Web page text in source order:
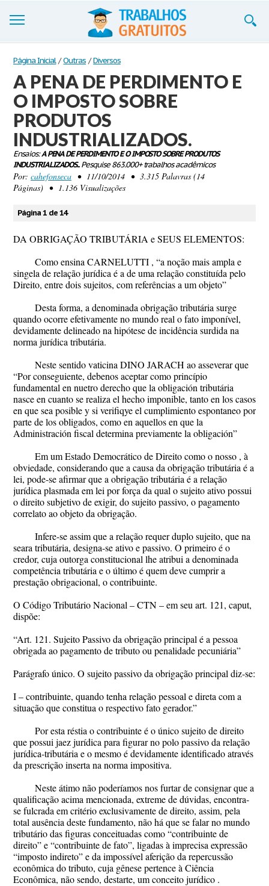
Trabalhos
Cadastre-se
Entre
Blog
Contate-nos
Página Inicial / Outras / Diversos
A PENA DE PERDIMENTO E
O IMPOSTO SOBRE
PRODUTOS
INDUSTRIALIZADOS.
Ensaios:A PENA DE PERDIMENTO E O IMPOSTO SOBRE PRODUTOS
INDUSTRIALIZADOS..Pesquise 863.000+ trabalhos acadêmicos
Por: cahefonseca • 11/10/2014 • 3.315 Palavras (14
Páginas) • 1.136 Visualizações
Página 1 de 14
DA OBRIGAÇÃO TRIBUTÁRIA e SEUS ELEMENTOS:
Como ensina CARNELUTTI , “a noção mais ampla e
singela de relação jurídica é a de uma relação constituída pelo
Direito, entre dois sujeitos, com referências a um objeto”
Desta forma, a denominada obrigação tributária surge
quando ocorre efetivamente no mundo real o fato imponível,
devidamente delineado na hipótese de incidência surdida na
norma jurídica tributária.
Neste sentido vaticina DINO JARACH ao asseverar que
“Por conseguiente, debenos aceptar como princípio
fundamental en nuetro derecho que la obligación tributária
nasce en cuanto se realiza el hecho imponible, tanto en los casos
en que sea posible y si verifiqye el cumplimiento espontaneo por
parte de los obligados, como en aquellos en que la
Administración fiscal determina previamente la obligación”
Em um Estado Democrático de Direito como o nosso , à
obviedade, considerando que a causa da obrigação tributária é a
lei, pode-se afirmar que a obrigação tributária é a relação
jurídica plasmada em lei por força da qual o sujeito ativo possui
o direito subjetivo de exigir, do sujeito passivo, o pagamento
correlato ao objeto da obrigação.
Infere-se assim que a relação requer duplo sujeito, que na
seara tributária, designa-se ativo e passivo. O primeiro é o
credor, cuja outorga constitucional lhe atribui a denominada
competência tributária e o último é quem deve cumprir a
prestação obrigacional, o contribuinte.
O Código Tributário Nacional – CTN – em seu art. 121, caput,
dispõe:
“Art. 121. Sujeito Passivo da obrigação principal é a pessoa
obrigada ao pagamento de tributo ou penalidade pecuniária”
Parágrafo único. O sujeito passivo da obrigação principal diz-se:
I – contribuinte, quando tenha relação pessoal e direta com a
situação que constitua o respectivo fato gerador.”
Por esta réstia o contribuinte é o único sujeito de direito
que possui jaez jurídica para figurar no polo passivo da relação
jurídica-tributária e o mesmo é devidamente identificado através
da prescrição inserta na norma impositiva.
Neste átimo não poderíamos nos furtar de consignar que a
qualificação acima mencionada, extreme de dúvidas, encontra-
se fulcrada em critério exclusivamente de direito, assim, pela
total ausência deste fundamento, não há que se falar no mundo
tributário das figuras conceituadas como “contribuinte de
direito” e “contribuinte de fato”, ligadas à imprecisa expressão
“imposto indireto” e da impossível aferição da repercussão
econômica do tributo, cuja gênese pertence à Ciência
Econômica, não sendo, destarte, um conceito jurídico .